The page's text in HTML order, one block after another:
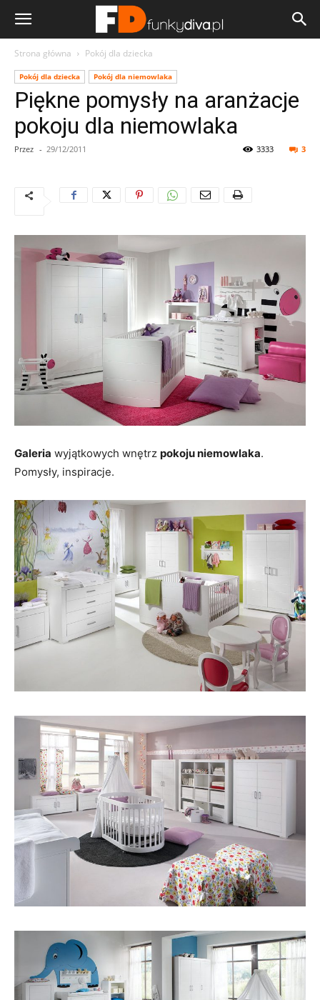
Strona główna Pokój dla dziecka
Pokój dla dziecka Pokój dla niemowlaka
Piękne pomysły na aranżacje
pokoju dla niemowlaka
Przez - 29/12/2011 3
3333
Galeria wyjątkowych wnętrz pokoju niemowlaka.
Pomysły, inspiracje.